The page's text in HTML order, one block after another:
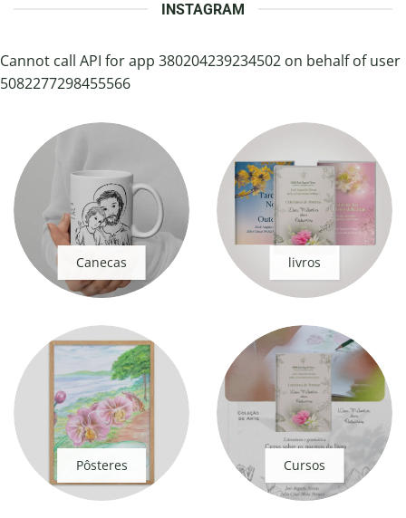
INSTAGRAM
Cannot call API for app 380204239234502 on behalf of user
5082277298455566
Canecas livros
Pôsteres Cursos